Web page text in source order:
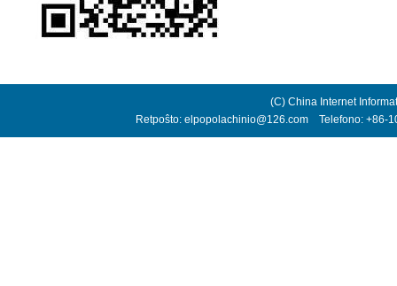
(C) China Internet
Retpoŝto: elpopolachinio@126.com Telefono: +86-